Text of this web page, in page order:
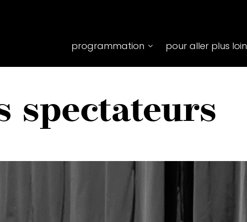
Top
menu
programmation pour aller plus loin
spectateurs